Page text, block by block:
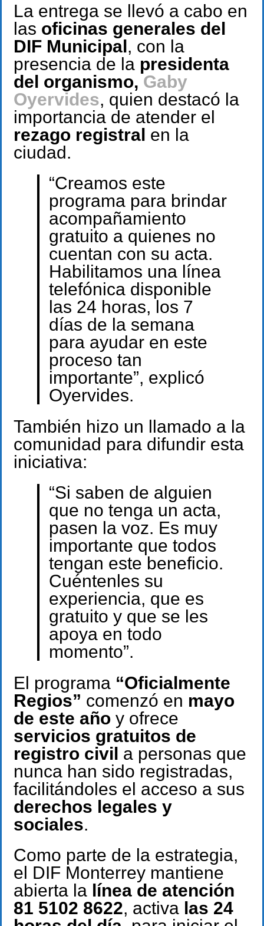
La entrega se llevó a cabo en
las oficinas generales del
DIF Municipal, con la
presencia de la presidenta
del organismo, Gaby
Oyervides, quien destacó la
importancia de atender el
rezago registral en la
ciudad.
“Creamos este
programa para brindar
acompañamiento
gratuito a quienes no
cuentan con su acta.
Habilitamos una línea
telefónica disponible
las 24 horas, los 7
días de la semana
para ayudar en este
proceso tan
importante”, explicó
Oyervides.
También hizo un llamado a la
comunidad para difundir esta
iniciativa:
“Si saben de alguien
que no tenga un acta,
pasen la voz. Es muy
importante que todos
tengan este beneficio.
Cuéntenles su
experiencia, que es
gratuito y que se les
apoya en todo
momento”.
El programa “Oficialmente
Regios” comenzó en mayo
de este año y ofrece
servicios gratuitos de
registro civil a personas que
nunca han sido registradas,
facilitándoles el acceso a sus
derechos legales y
sociales.
Como parte de la estrategia,
el DIF Monterrey mantiene
abierta la línea de atención
81 5102 8622, activa las 24